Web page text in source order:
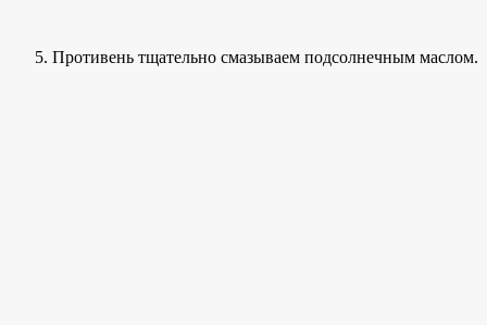
Противень тщательно смазываем подсолнечным маслом.